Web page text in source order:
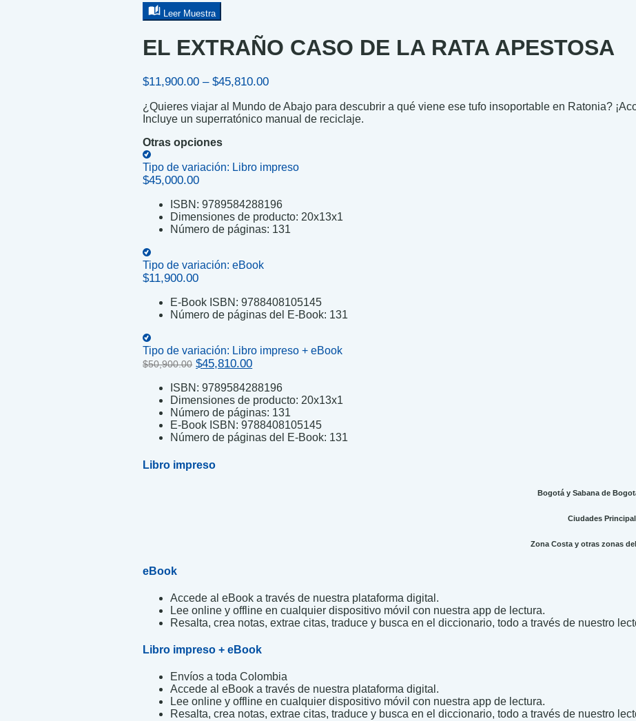
Leer Muestra
EL EXTRAÑO CASO DE LA RATA APESTOSA
$11,900.00 – $45,810.00Price
$11,900.00
through
¿Quieres viajar al Mundo de Abajo para descubrir a qué viene ese tufo insoportable en Ratonia?
Incluye un superratónico manual de reciclaje.
Otras opciones
Tipo de variación: Libro impreso
$45,000.00
ISBN: 9789584288196
Dimensiones de producto: 20x13x1
Número de páginas: 131
Tipo de variación: eBook
$11,900.00
E-Book ISBN: 9788408105145
Número de páginas del E-Book: 131
Tipo de variación: Libro impreso + eBook
$50,900.00 Original
was:
$50,900.00.
$45,810.00Current
is:
$45,810.00.
ISBN: 9789584288196
Dimensiones de producto: 20x13x1
Número de páginas: 131
E-Book ISBN: 9788408105145
Número de páginas del E-Book: 131
Libro impreso
Bogotá y Sabana de
Ciudades
Zona Costa y otras zonas
eBook
Accede al eBook a través de nuestra plataforma digital.
Lee online y offline en cualquier dispositivo móvil con nuestra app de lectura.
Resalta, crea notas, extrae citas, traduce y busca en el diccionario, todo a través de nuestro
Libro impreso + eBook
Envíos a toda Colombia
Accede al eBook a través de nuestra plataforma digital.
Lee online y offline en cualquier dispositivo móvil con nuestra app de lectura.
Resalta, crea notas, extrae citas, traduce y busca en el diccionario, todo a través de nuestro